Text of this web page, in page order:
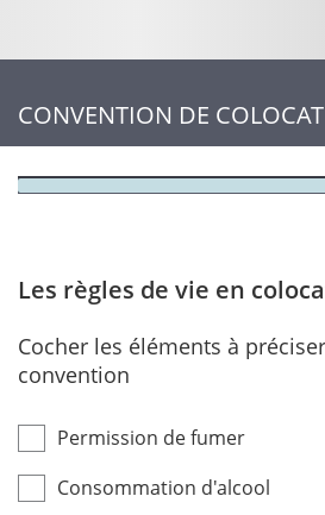
CONVENTION DE
Les règles de vie en
Cocher les éléments à
convention
Permission de fumer
Consommation d'alcool